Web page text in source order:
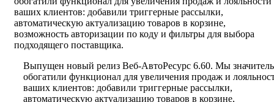
ваших клиентов: добавили триггерные рассылки,
автоматическую актуализацию товаров в корзине,
возможность авторизации по коду и фильтры для выбора
подходящего поставщика.
Выпущен новый релиз Веб-АвтоРесурс 6.60. Мы
обогатили функционал для увеличения продаж и
ваших клиентов: добавили триггерные рассылки,
автоматическую актуализацию товаров в корзине,